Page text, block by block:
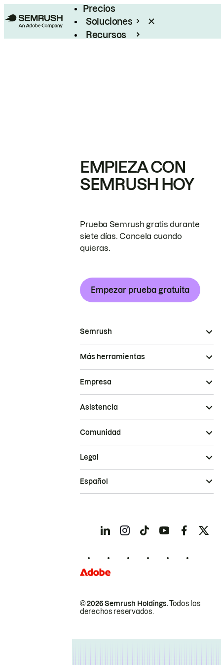
Precios
Soluciones
Recursos
EMPIEZA CON
SEMRUSH HOY
Prueba Semrush gratis durante
siete días. Cancela cuando
quieras.
Empezar prueba gratuita
Semrush
Más herramientas
Empresa
Asistencia
Comunidad
© 2026 Semrush Holdings.Todos los
derechos reservados.
Legal
Español